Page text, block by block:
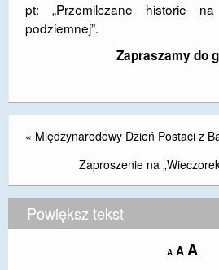
REKRUTACJA 2026/2027
pt: „Przemilczane historie
podziemnej”.
Zapraszamy do
« Międzynarodowy Dzień Postaci z
Zaproszenie na
Powiększ tekst
A Decrease
A Reset
A